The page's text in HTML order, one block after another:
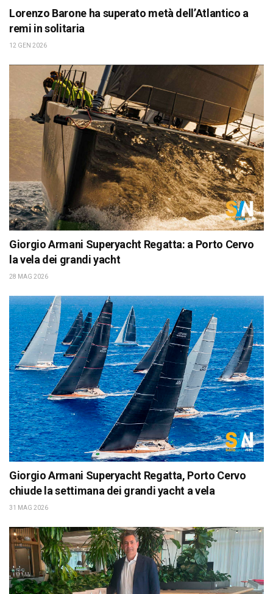
Lorenzo Barone ha superato metà dell’Atlantico a
remi in solitaria
12 GEN 2026
Giorgio Armani Superyacht Regatta: a Porto Cervo
la vela dei grandi yacht
28 MAG 2026
Giorgio Armani Superyacht Regatta, Porto Cervo
chiude la settimana dei grandi yacht a vela
31 MAG 2026